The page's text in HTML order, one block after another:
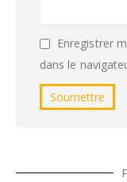
Enregistrer
dans le